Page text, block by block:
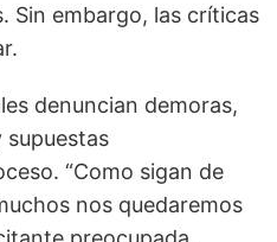
Sin embargo, las críticas
denuncian demoras,
“Como sigan de
nos quedaremos